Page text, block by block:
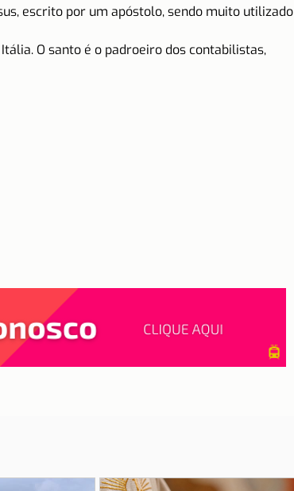
escrito por um apóstolo, sendo muito utilizado
O santo é o padroeiro dos contabilistas,